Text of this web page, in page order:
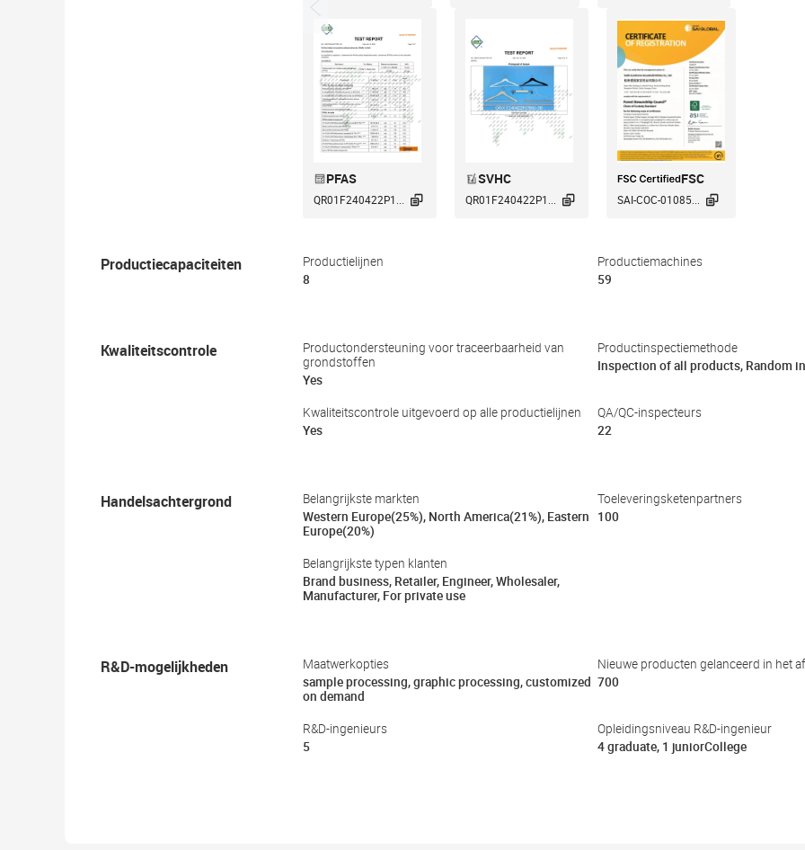
PFAS
QR01F240422P1... 
SVHC
QR01F240422P1... 
FSC
SAI-COC-01085... 
Productiecapaciteiten
Productielijnen
8
Productiemachines
59
Kwaliteitscontrole
Productondersteuning voor traceerbaarheid van
grondstoffen
Yes
Productinspectiemethode
Inspection of all products, Random
Kwaliteitscontrole uitgevoerd op alle productielijnen
Yes
QA/QC-inspecteurs
22
Handelsachtergrond
Belangrijkste markten
Western Europe(25%), North America(21%), Eastern
Europe(20%)
Toeleveringsketenpartners
100
Belangrijkste typen klanten
Brand business, Retailer, Engineer, Wholesaler,
Manufacturer, For private use
R&D-mogelijkheden
Maatwerkopties
sample processing, graphic processing, customized
on demand
Nieuwe producten gelanceerd in het
700
R&D-ingenieurs
5
Opleidingsniveau R&D-ingenieur
4 graduate, 1 juniorCollege